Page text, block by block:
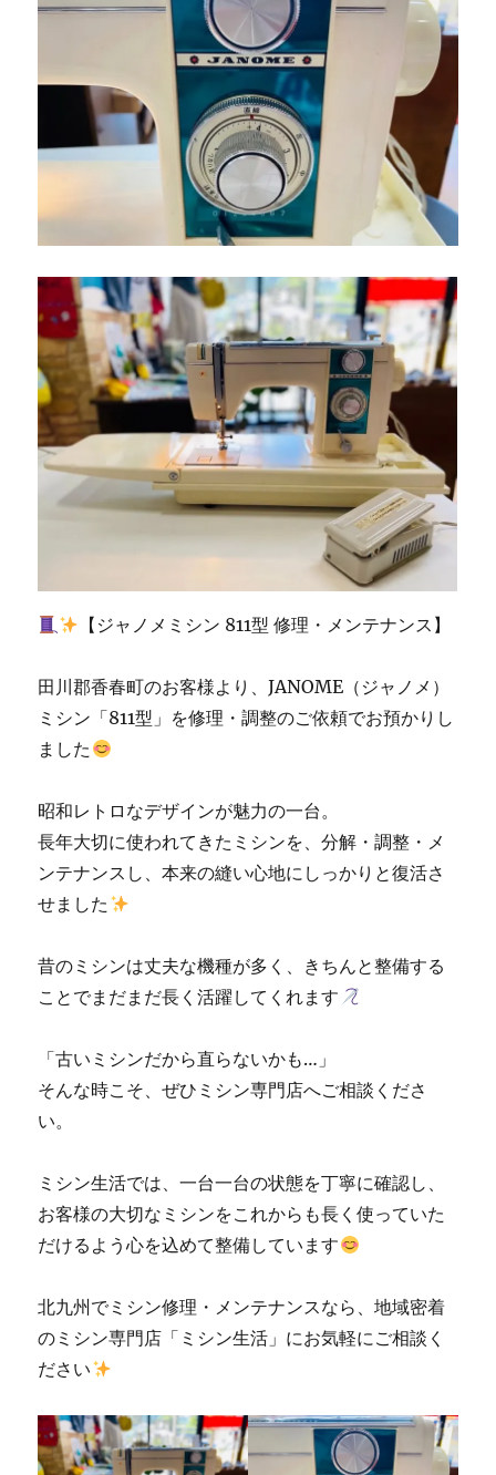
ミ
シ
ン
を
下
し
ま
た
北
九
市
小
倉
南
区
の
北
州
市
の
専
門
「ミ
生
活」
に
【ジャノメミシン 811型 修理・メンテナンス】
田川郡香春町のお客様より、JANOME（ジャノメ）
ミシン「811型」を修理・調整のご依頼でお預かりし
ました
昭和レトロなデザインが魅力の一台。
長年大切に使われてきたミシンを、分解・調整・メ
ンテナンスし、本来の縫い心地にしっかりと復活さ
せました
昔のミシンは丈夫な機種が多く、きちんと整備する
ことでまだまだ長く活躍してくれます
「古いミシンだから直らないかも…」
そんな時こそ、ぜひミシン専門店へご相談くださ
い。
ミシン生活では、一台一台の状態を丁寧に確認し、
お客様の大切なミシンをこれからも長く使っていた
だけるよう心を込めて整備しています
北九州でミシン修理・メンテナンスなら、地域密着
のミシン専門店「ミシン生活」にお気軽にご相談く
ださい